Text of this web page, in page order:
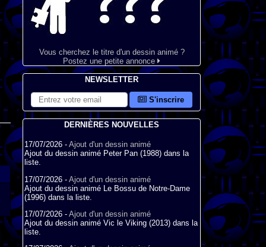
Vous cherchez le titre d'un dessin animé ?
Postez une petite annonce
NEWSLETTER
S'inscrire
DERNIÈRES NOUVELLES
17/07/2026 - Ajout d'un dessin animé
Ajout du dessin animé Peter Pan (1988) dans la
liste.
17/07/2026 - Ajout d'un dessin animé
Ajout du dessin animé Le Bossu de Notre-Dame
(1996) dans la liste.
17/07/2026 - Ajout d'un dessin animé
Ajout du dessin animé Vic le Viking (2013) dans la
liste.